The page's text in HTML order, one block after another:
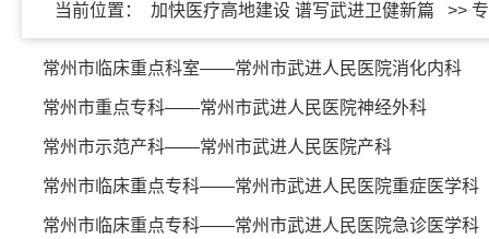
当前位置： 加快医疗高地建设 谱写武进卫健新篇 >>
常州市临床重点科室——常州市武进人民医院消化内科
常州市重点专科——常州市武进人民医院神经外科
常州市示范产科——常州市武进人民医院产科
常州市临床重点专科——常州市武进人民医院重症医学科
常州市临床重点专科——常州市武进人民医院急诊医学科